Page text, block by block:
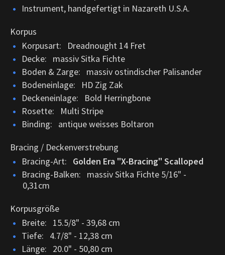
Instrument, handgefertigt in Nazareth U.S.A.
Korpus
Korpusart: Dreadnought 14 Fret
Decke: massiv Sitka Fichte
Boden & Zarge: massiv ostindischer Palisander
Bodeneinlage: HD Zig Zak
Deckeneinlage: Bold Herringbone
Rosette: Multi Stripe
Binding: antique weisses Boltaron
Bracing / Deckenverstrebung
Bracing-Art: Golden Era "X-Bracing" Scalloped
Bracing-Balken: massiv Sitka Fichte 5/16" -
0,31cm
Korpusgröße
Breite: 15.5/8" - 39,68 cm
Tiefe: 4.7/8" - 12,38 cm
Länge: 20.0" - 50,80 cm